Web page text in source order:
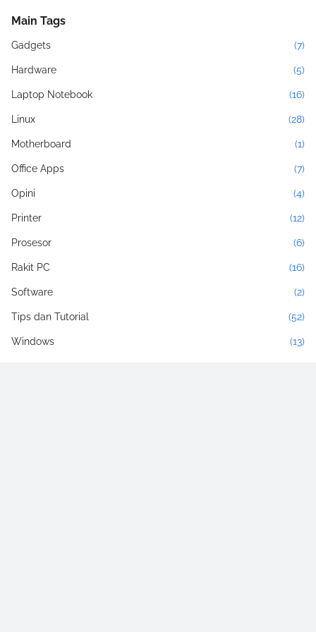
Main Tags
Gadgets (7)
Hardware (5)
Laptop Notebook (16)
Linux (28)
Motherboard (1)
Office Apps (7)
Opini (4)
Printer (12)
Prosesor (6)
Rakit PC (16)
Software (2)
Tips dan Tutorial (52)
Windows (13)